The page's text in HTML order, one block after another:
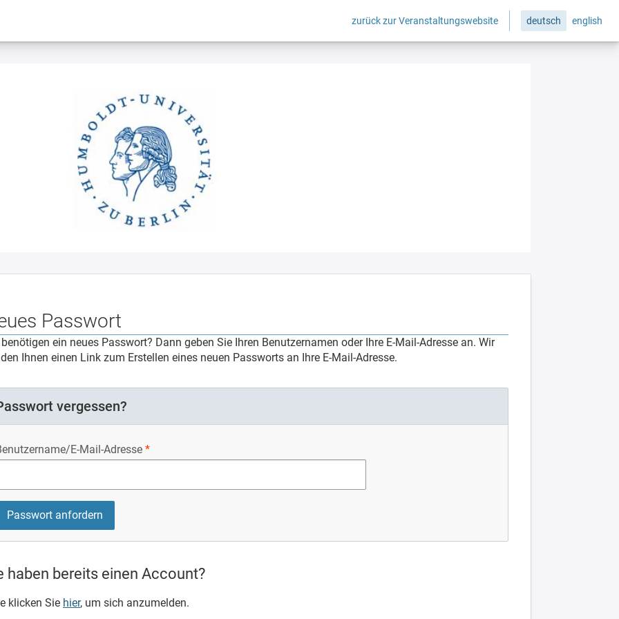
zurück zur Veranstaltungswebsite deutsch english
Passwort
ein neues Passwort? Dann geben Sie Ihren Benutzernamen oder Ihre E-Mail-Adresse an. Wir
Ihnen einen Link zum Erstellen eines neuen Passworts an Ihre E-Mail-Adresse.
vergessen?
E-Mail-Adresse
haben bereits einen Account?
klicken Sie hier, um sich anzumelden.